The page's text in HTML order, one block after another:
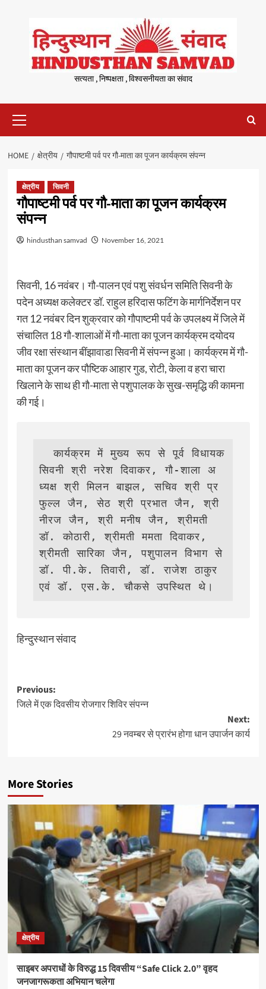
content
सत्यता , निष्पक्षता , विश्वसनीयता का संवाद
Menu
HOME क्षेत्रीय गौपाष्टमी पर्व पर गौ-माता का पूजन कार्यक्रम संपन्न
क्षेत्रीय सिवनी
गौपाष्टमी पर्व पर गौ-माता का पूजन कार्यक्रम
संपन्न
hindusthan samvad November 16, 2021
सिवनी, 16 नवंबर। गौ-पालन एवं पशु संवर्धन समिति सिवनी के
पदेन अध्यक्ष कलेक्टर डॉ. राहुल हरिदास फटिंग के मार्गनिर्देशन पर
गत 12 नवंबर दिन शुक्रवार को गौपाष्टमी पर्व के उपलक्ष्य में जिले में
संचालित 18 गौ-शालाओं में गौ-माता का पूजन कार्यक्रम दयोदय
जीव रक्षा संस्थान बींझावाडा सिवनी में संपन्न हुआ। कार्यक्रम में गौ-
माता का पूजन कर पौष्टिक आहार गुड, रोटी, केला व हरा चारा
खिलाने के साथ ही गौ-माता से पशुपालक के सुख-समृद्धि की कामना
की गई।
  कार्यक्रम में मुख्य रूप से पूर्व विधायक
सिवनी श्री नरेश दिवाकर, गौ-शाला अ
ध्यक्ष श्री मिलन बाझल, सचिव श्री प्र
फुल्ल जैन, सेठ श्री प्रभात जैन, श्री
नीरज जैन, श्री मनीष जैन, श्रीमती
डॉ. कोठारी, श्रीमती ममता दिवाकर,
श्रीमती सारिका जैन, पशुपालन विभाग से
डॉ. पी.के. तिवारी, डॉ. राजेश ठाकुर
हिन्दुस्थान संवाद
Post
navigation
Previous:
जिले में एक दिवसीय रोजगार शिविर संपन्न
Next:
29 नवम्बर से प्रारंभ होगा धान उपार्जन कार्य
More Stories
क्षेत्रीय
साइबर अपराधों के विरुद्ध 15 दिवसीय “Safe Click 2.0” वृहद
जनजागरूकता अभियान चलेगा